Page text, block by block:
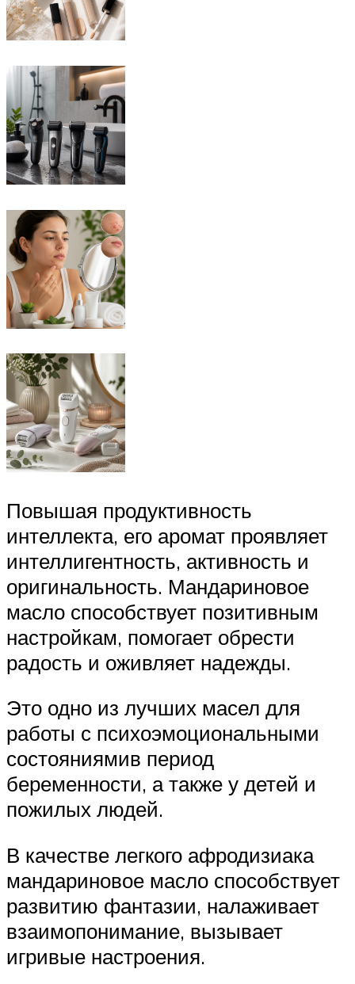
Повышая продуктивность
интеллекта, его аромат проявляет
интеллигентность, активность и
оригинальность. Мандариновое
масло способствует позитивным
настройкам, помогает обрести
радость и оживляет надежды.
Это одно из лучших масел для
работы с психоэмоциональными
состояниямив период
беременности, а также у детей и
пожилых людей.
В качестве легкого афродизиака
мандариновое масло способствует
развитию фантазии, налаживает
взаимопонимание, вызывает
игривые настроения.